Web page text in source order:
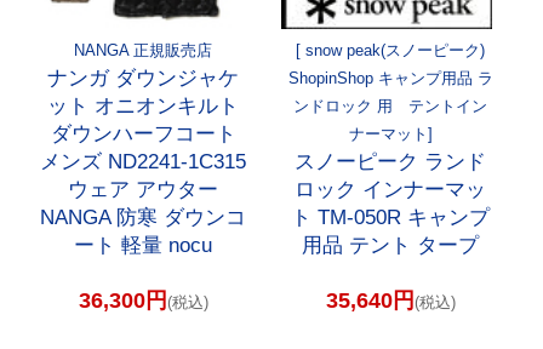
NANGA 正規販売店
ナンガ ダウンジャケ
ット オニオンキルト
ダウンハーフコート
メンズ ND2241-1C315
ウェア アウター
NANGA 防寒 ダウンコ
ート 軽量 nocu
36,300円 (税込)
[ snow peak(スノーピーク)
ShopinShop キャンプ用品 ラ
ンドロック 用 テントイン
ナーマット]
スノーピーク ランド
ロック インナーマッ
ト TM-050R キャンプ
用品 テント タープ
35,640円 (税込)